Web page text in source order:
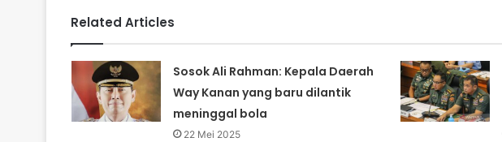
Related Articles
Sosok Ali Rahman: Kepala Daerah
Way Kanan yang baru dilantik
meninggal bola
22 Mei 2025